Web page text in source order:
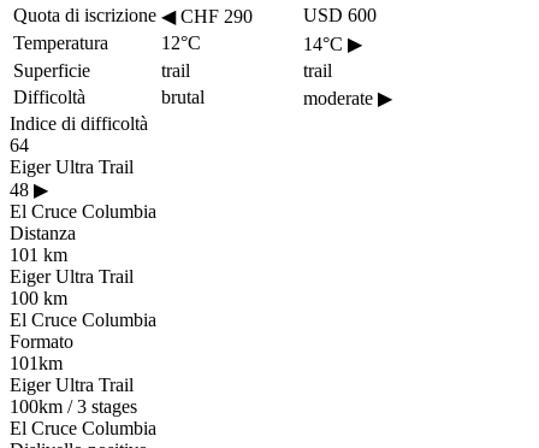
Quota di iscrizione ◀CHF 290
USD 600
Temperatura
12°C 14°C ▶
Superficie
trail
trail
Difficoltà
brutal moderate ▶
Indice di difficoltà
64
Eiger Ultra Trail
48 ▶
El Cruce Columbia
Distanza
101 km
Eiger Ultra Trail
100 km
El Cruce Columbia
Formato
101km
Eiger Ultra Trail
100km / 3 stages
El Cruce Columbia